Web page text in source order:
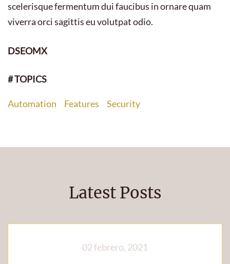
# TOPICS
Automation Features Security
scelerisque fermentum dui faucibus in ornare quam
viverra orci sagittis eu volutpat odio.
DSEOMX
Latest Posts
02 febrero, 2021